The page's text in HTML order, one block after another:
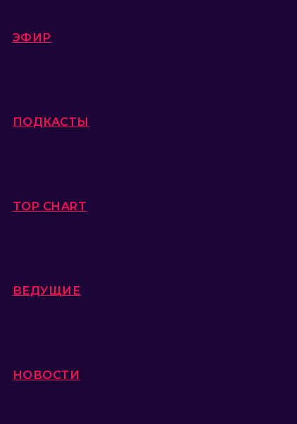
ЭФИР
ПОДКАСТЫ
TOP CHART
ВЕДУЩИЕ
НОВОСТИ